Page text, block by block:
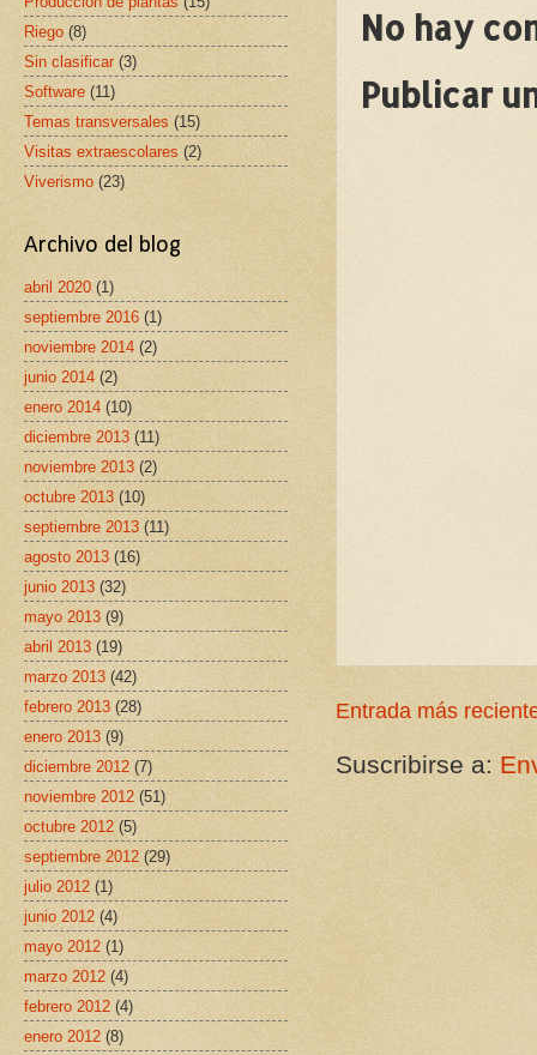
No hay
Publicar
Entrada más
Suscribirse a:
Riego (8)
Sin clasificar (3)
Software (11)
Temas transversales (15)
Visitas extraescolares (2)
Viverismo (23)
Archivo del blog
abril 2020 (1)
septiembre 2016 (1)
noviembre 2014 (2)
junio 2014 (2)
enero 2014 (10)
diciembre 2013 (11)
noviembre 2013 (2)
octubre 2013 (10)
septiembre 2013 (11)
agosto 2013 (16)
junio 2013 (32)
mayo 2013 (9)
abril 2013 (19)
marzo 2013 (42)
febrero 2013 (28)
enero 2013 (9)
diciembre 2012 (7)
noviembre 2012 (51)
octubre 2012 (5)
septiembre 2012 (29)
julio 2012 (1)
junio 2012 (4)
mayo 2012 (1)
marzo 2012 (4)
febrero 2012 (4)
enero 2012 (8)